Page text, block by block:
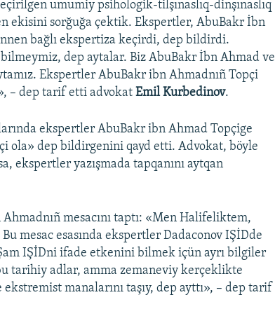
umumiy psihologik-tilşınaslıq-dinşınaslıq
ekisini sorğuğa çektik. Ekspertler, AbuBakr İbn
bağlı ekspertiza keçirdi, dep bildirdi.
bilmeymiz, dep aytalar. Biz AbuBakr İbn Ahmad ve
Ekspertler AbuBakr ibn Ahmadnıñ Topçi
– dep tarif etti advokatEmil Kurbedinov.
ekspertler AbuBakr ibn Ahmad Topçige
ola» dep bildirgenini qayd etti. Advokat, böyle
ekspertler yazışmada tapqanını aytqan
mesacını taptı: «Men Halifeliktem,
mesac esasında ekspertler Dadaconov IŞİDde
IŞİDni ifade etkenini bilmek içün ayrı bilgiler
tarihiy adlar, amma zemaneviy kerçeklikte
manalarını taşıy, dep ayttı», – dep tarif